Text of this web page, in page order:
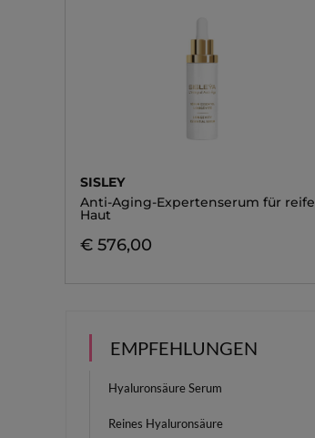
SISLEY
Anti-Aging-Expertenserum für reife
Haut
€ 576,00
EMPFEHLUNGEN
Hyaluronsäure Serum
Reines Hyaluronsäure